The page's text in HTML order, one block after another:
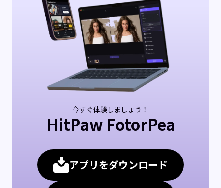
今すぐ体験しましょう！
HitPaw FotorPea
アプリをダウンロード